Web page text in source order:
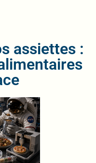
assiettes :